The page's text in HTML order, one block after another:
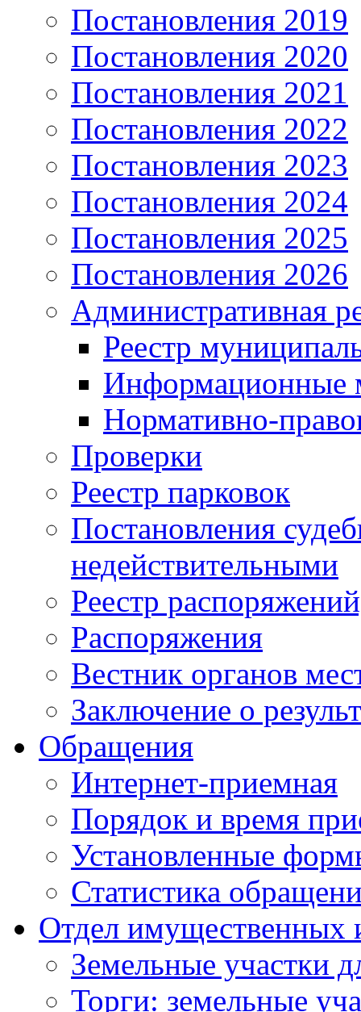
Постановления 2019
Постановления 2020
Постановления 2021
Постановления 2022
Постановления 2023
Постановления 2024
Постановления 2025
Постановления 2026
Административная
Реестр
Информационные
Нормативно-
Проверки
Реестр парковок
Постановления
недействительными
Реестр
Распоряжения
Вестник органов
Заключение о
Обращения
Интернет-приемная
Порядок и время
Установленные
Статистика
Отдел имущественных
Земельные участки
Торги: земельные